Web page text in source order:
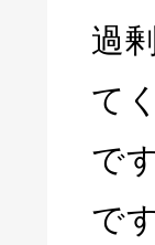
過
て
で
で